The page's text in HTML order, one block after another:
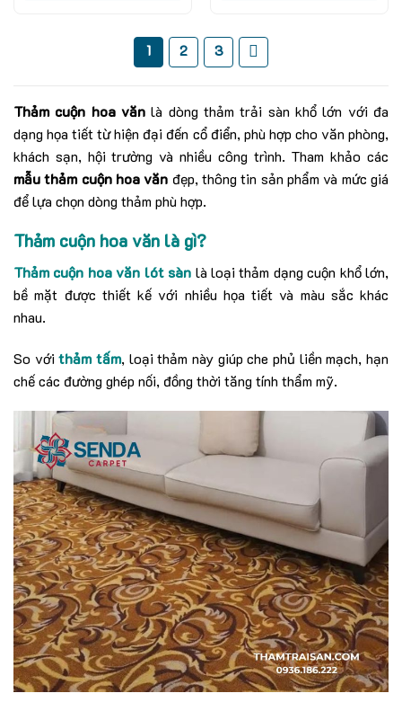
1 2 3
Thảm cuộn hoa văn là dòng thảm trải sàn khổ lớn với đa
dạng họa tiết từ hiện đại đến cổ điển, phù hợp cho văn phòng,
khách sạn, hội trường và nhiều công trình. Tham khảo các
mẫu thảm cuộn hoa văn đẹp, thông tin sản phẩm và mức giá
để lựa chọn dòng thảm phù hợp.
Thảm cuộn hoa văn là gì?
Thảm cuộn hoa văn lót sàn là loại thảm dạng cuộn khổ lớn,
bề mặt được thiết kế với nhiều họa tiết và màu sắc khác
nhau.
So vớithảm tấm, loại thảm này giúp che phủ liền mạch, hạn
chế các đường ghép nối, đồng thời tăng tính thẩm mỹ.